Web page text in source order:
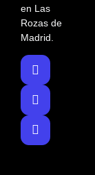
en Las
Rozas de
Madrid.